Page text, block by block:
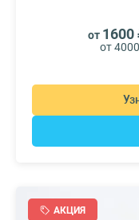
от 1600
от
АКЦИЯ